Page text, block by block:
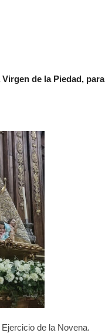
de la Piedad, para
de la Novena.